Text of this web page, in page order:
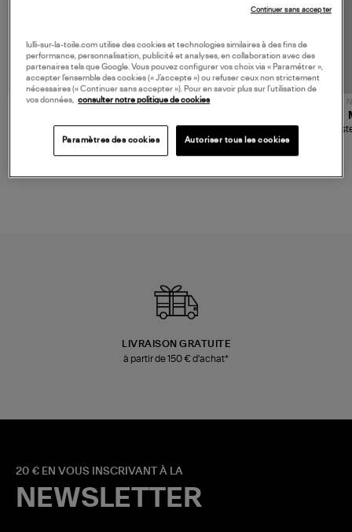
480,00 €
Sac Bobi S Cuir Lamé
Champagne
NOUVELLE COLLECTION
189,00 €
Mocassins Killian Sport
Mousse
LIVRAISON GRATUITE
à partir de 150 € d'achat*
20 € EN VOUS INSCRIVANT À LA
NEWSLETTER
lulli-sur-la-toile.com utilise des cookies et technologies similaires à des fins de
performance, personnalisation, publicité et analyses, en collaboration avec des
partenaires tels que Google. Vous pouvez configurer vos choix via « Paramétrer »,
accepter l’ensemble des cookies (« J’accepte ») ou refuser ceux non strictement
nécessaires (« Continuer sans accepter »). Pour en savoir plus sur l’utilisation de
vos données,
consulter notre politique de cookies
Paramètres des cookies Autoriser tous les cookies
Continuer sans accepter